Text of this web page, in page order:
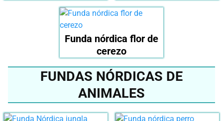
Funda nórdica flor de
cerezo
FUNDAS NÓRDICAS DE
ANIMALES